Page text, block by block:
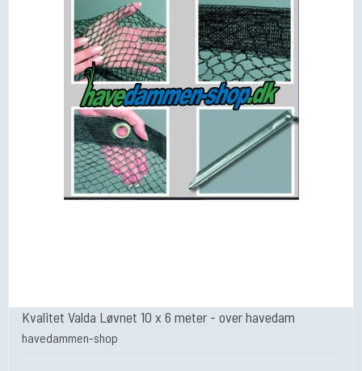
Kvalitet Valda Løvnet 10 x 6 meter - over havedam
havedammen-shop